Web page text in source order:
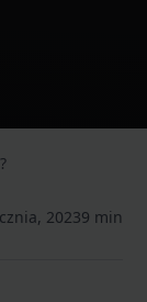
20239 min